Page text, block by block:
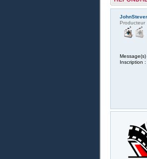
réponse
Producteur
Message(s)
Inscription :